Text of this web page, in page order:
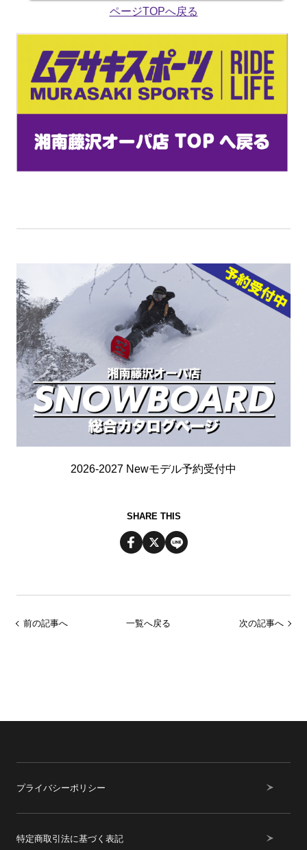
ページTOPへ戻る
2026-2027 Newモデル予約受付中
SHARE THIS
前の記事へ 一覧へ戻る 次の記事へ
プライバシーポリシー
特定商取引法に基づく表記